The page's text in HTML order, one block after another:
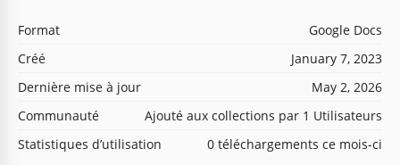
Format
Google Docs
Créé
January 7, 2023
Dernière mise à jour
May 2, 2026
Communauté
Ajouté aux collections par 1 Utilisateurs
Statistiques d’utilisation
0 téléchargements ce mois-ci